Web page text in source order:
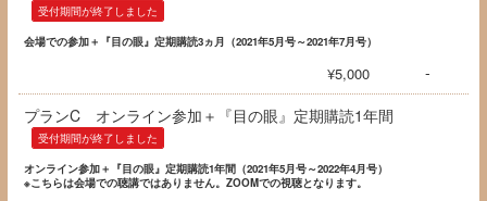
受付期間が終了しました
会場での参加＋『目の眼』定期購読3ヵ月（2021年5月号～2021年7月号）
¥5,000 -
プランC オンライン参加＋『目の眼』定期購読1年間
受付期間が終了しました
オンライン参加＋『目の眼』定期購読1年間（2021年5月号～2022年4月号）
※こちらは会場での聴講ではありません。ZOOMでの視聴となります。